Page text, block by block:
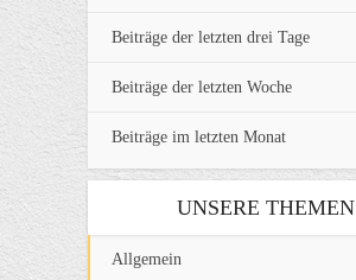
Beiträge der letzten drei Tage
Beiträge der letzten Woche
Beiträge im letzten Monat
UNSERE THEMEN
Allgemein